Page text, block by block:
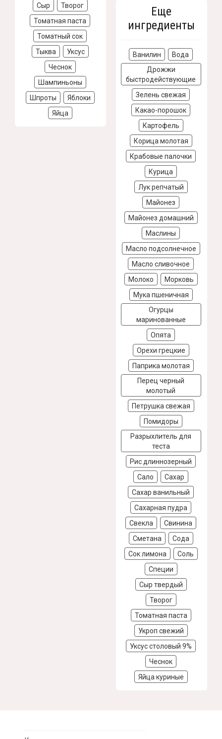
Сыр
Творог
Томатная паста
Томатный сок
Тыква
Уксус
Чеснок
Шампиньоны
Шпроты
Яблоки
Яйца
Еще
ингредиенты
Ванилин
Вода
Дрожжи
быстродействующие
Зелень свежая
Какао-порошок
Картофель
Корица молотая
Крабовые палочки
Курица
Лук репчатый
Майонез
Майонез домашний
Маслины
Масло подсолнечное
Масло сливочное
Молоко
Морковь
Мука пшеничная
Огурцы
маринованные
Опята
Орехи грецкие
Паприка молотая
Перец черный
молотый
Петрушка свежая
Помидоры
Разрыхлитель для
теста
Рис длиннозерный
Сало
Сахар
Сахар ванильный
Сахарная пудра
Свекла
Свинина
Сметана
Сода
Сок лимона
Соль
Специи
Сыр твердый
Творог
Томатная паста
Укроп свежий
Уксус столовый 9%
Чеснок
Яйца куриные